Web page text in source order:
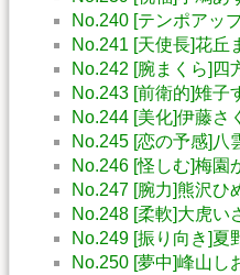
No.240 [テンポアッ
No.241 [天使長]花丘
No.242 [腕まくら]四
No.243 [前衛的]雉子
No.244 [美化]伊藤さ
No.245 [恋の予感]八
No.246 [怪しむ]梅園
No.247 [腕力]熊沢ひ
No.248 [柔軟]大虎い
No.249 [振り向き]夏
No.250 [夢中]峰山し